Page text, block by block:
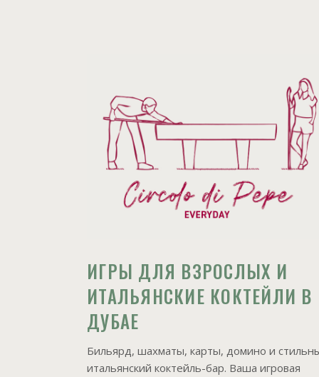
ИГРЫ ДЛЯ ВЗРОСЛЫХ И
ИТАЛЬЯНСКИЕ КОКТЕЙЛИ В
ДУБАЕ
Бильярд, шахматы, карты, домино и
итальянский коктейль-бар. Ваша игровая